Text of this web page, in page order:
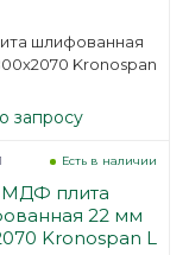
шлифованная
Kronospan
запросу
Есть в наличии